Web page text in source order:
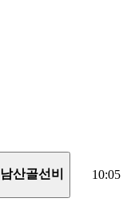
남산골선비 10:05